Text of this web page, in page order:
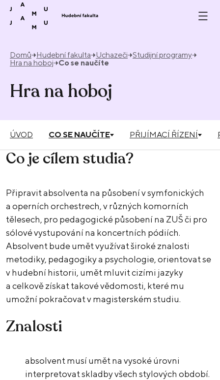
Přeskočit na obsah
Domů Hudební fakulta Uchazeči Studijní programy
Hra na hoboj
Co se naučíte
Hra na hoboj
ÚVOD CO SE NAUČÍTE PŘIJÍMACÍ ŘÍZENÍ
Co je cílem studia?
Připravit absolventa na působení v symfonických
a operních orchestrech, v různých komorních
tělesech, pro pedagogické působení na ZUŠ či pro
sólové vystupování na koncertních pódiích.
Absolvent bude umět využívat široké znalosti
metodiky, pedagogiky a psychologie, orientovat se
v hudební historii, umět mluvit cizími jazyky
a celkově získat takové vědomosti, které mu
umožní pokračovat v magisterském studiu.
Znalosti
absolvent musí umět na vysoké úrovni
interpretovat skladby všech stylových období.